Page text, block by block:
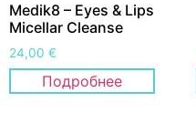
Medik8 – Eyes & Lips
Micellar Cleanse
24,00 €
Подробнее